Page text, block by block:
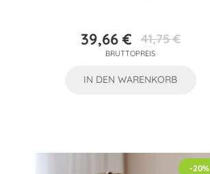
Preis
39,66 €Verkaufspreis
41,75 €
BRUTTOPREIS
IN DEN WARENKORB
-20%